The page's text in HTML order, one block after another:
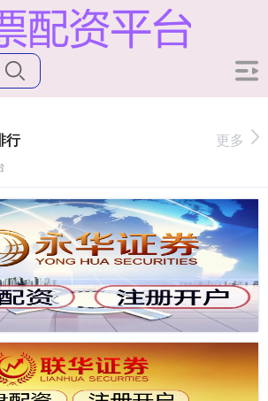
行 更多